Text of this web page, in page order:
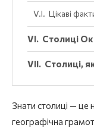
Цікаві
Столиці
Столиці,
Знати столиці —
географічна